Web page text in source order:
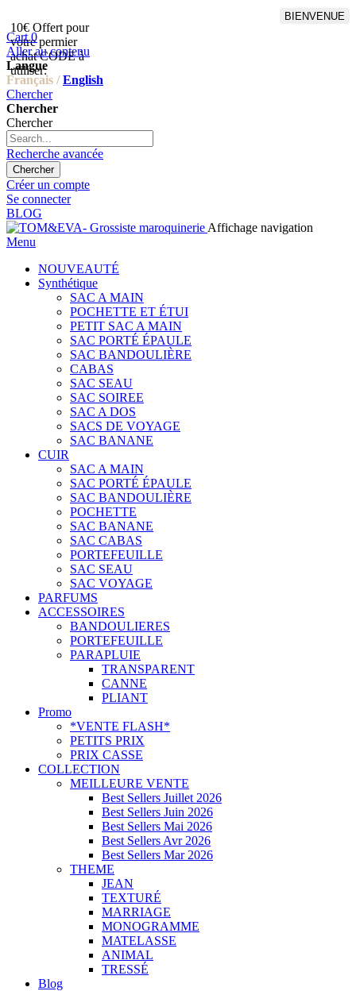
10€ Offert pour
votre permier
achat CODE à
utiliser:
BIENVENUE
Cart 0
Aller au contenu
Langue
Français / English
Chercher
Chercher
Chercher
Recherche avancée
Chercher
Créer un compte
Se connecter
BLOG
Affichage navigation
Menu
NOUVEAUTÉ
Synthétique
SAC A MAIN
POCHETTE ET ÉTUI
PETIT SAC A MAIN
SAC PORTÉ ÉPAULE
SAC BANDOULIÈRE
CABAS
SAC SEAU
SAC SOIREE
SAC A DOS
SACS DE VOYAGE
SAC BANANE
CUIR
SAC A MAIN
SAC PORTÉ ÉPAULE
SAC BANDOULIÈRE
POCHETTE
SAC BANANE
SAC CABAS
PORTEFEUILLE
SAC SEAU
SAC VOYAGE
PARFUMS
ACCESSOIRES
BANDOULIERES
PORTEFEUILLE
PARAPLUIE
TRANSPARENT
CANNE
PLIANT
Promo
*VENTE FLASH*
PETITS PRIX
PRIX CASSE
COLLECTION
MEILLEURE VENTE
Best Sellers Juillet 2026
Best Sellers Juin 2026
Best Sellers Mai 2026
Best Sellers Avr 2026
Best Sellers Mar 2026
THEME
JEAN
TEXTURÉ
MARRIAGE
MONOGRAMME
MATELASSE
ANIMAL
TRESSÉ
Blog